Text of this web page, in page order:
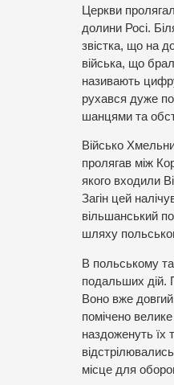
Церкви
долини Росі.
звістка, що на
війська, що
називають
рухався дуже
шанцями та
Військо
пролягав між
якого входили
Загін цей
вільшанський
шляху
В польському
подальших дій.
Воно вже
помічено
наздоженуть їх
місце для